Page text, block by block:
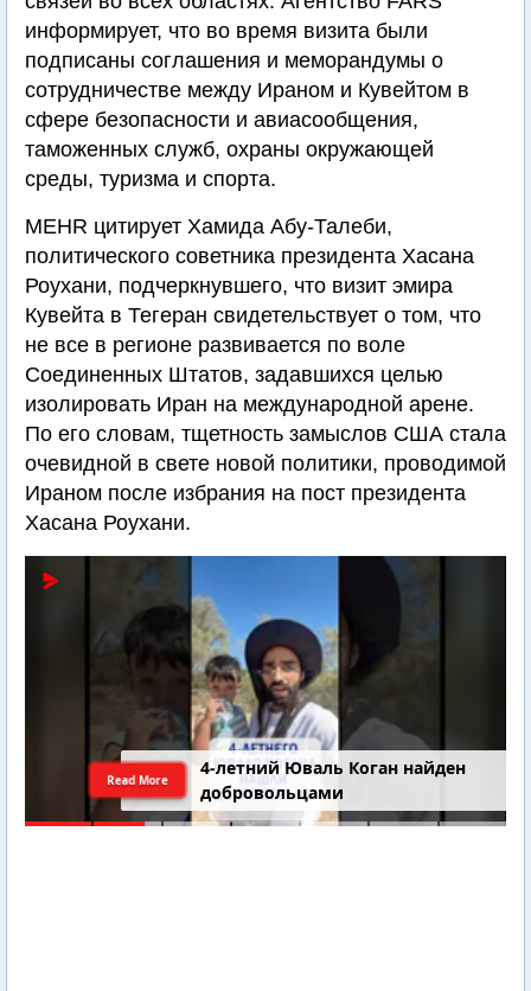
информирует, что во время визита были
подписаны соглашения и меморандумы о
сотрудничестве между Ираном и Кувейтом в
сфере безопасности и авиасообщения,
таможенных служб, охраны окружающей
среды, туризма и спорта.
MEHR цитирует Хамида Абу-Талеби,
политического советника президента Хасана
Роухани, подчеркнувшего, что визит эмира
Кувейта в Тегеран свидетельствует о том, что
не все в регионе развивается по воле
Соединенных Штатов, задавшихся целью
изолировать Иран на международной арене.
По его словам, тщетность замыслов США стала
очевидной в свете новой политики, проводимой
Ираном после избрания на пост президента
Хасана Роухани.
4-летний Юваль Коган найден
добровольцами
Read More